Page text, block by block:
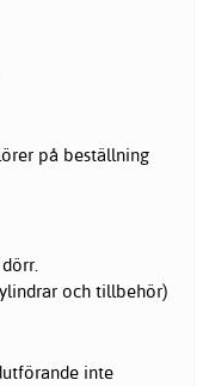
på beställning
och tillbehör)
inte